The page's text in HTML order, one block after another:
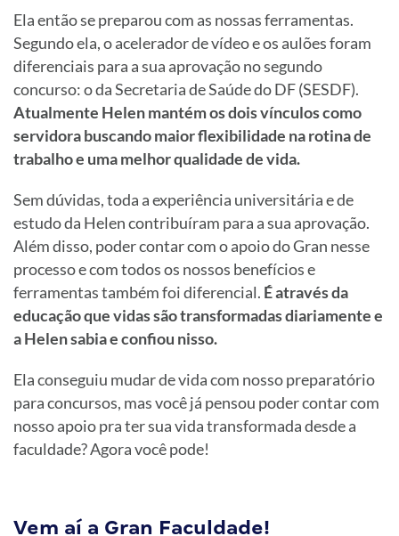
Ela então se preparou com as nossas ferramentas.
Segundo ela, o acelerador de vídeo e os aulões foram
diferenciais para a sua aprovação no segundo
concurso: o da Secretaria de Saúde do DF (SESDF).
Atualmente Helen mantém os dois vínculos como
servidora buscando maior flexibilidade na rotina de
trabalho e uma melhor qualidade de vida.
Sem dúvidas, toda a experiência universitária e de
estudo da Helen contribuíram para a sua aprovação.
Além disso, poder contar com o apoio do Gran nesse
processo e com todos os nossos benefícios e
ferramentas também foi diferencial. É através da
educação que vidas são transformadas diariamente e
a Helen sabia e confiou nisso.
Ela conseguiu mudar de vida com nosso preparatório
para concursos, mas você já pensou poder contar com
nosso apoio pra ter sua vida transformada desde a
faculdade? Agora você pode!
Vem aí a Gran Faculdade!